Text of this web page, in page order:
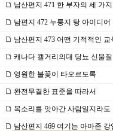
남산편지 471 한 부자의 세 가
남편지 472 누룽지 탕 아이디어
남산편지 473 어떤 기적적인 교
캐나다 캘거리의대 당뇨 신물
영원한 불꽃이 타오르도록
완전무결한 표준을 따라서
목소리를 앗아간 사람일지라도
남산편지 469 여기는 아마존 강